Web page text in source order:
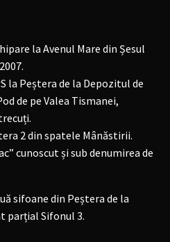
la Avenul Mare din Șesul
la Peștera de la Depozitul de
de pe Valea Tismanei,
2 din spatele Mânăstirii.
cunoscut și sub denumirea de
sifoane din Peștera de la
parțial Sifonul 3.